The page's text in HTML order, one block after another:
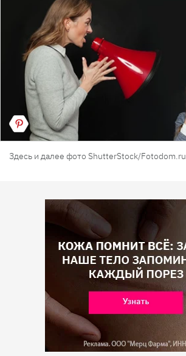
Здесь и далее фото ShutterStock/Fotodom.ru